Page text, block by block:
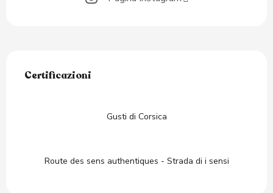
Certificazioni
Certificazioni
Gusti di Corsica
Route des sens authentiques - Strada di i sensi